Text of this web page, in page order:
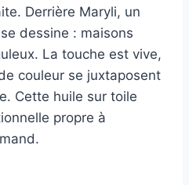
Derrière Maryli, un
dessine : maisons
La touche est vive,
couleur se juxtaposent
Cette huile sur toile
propre à